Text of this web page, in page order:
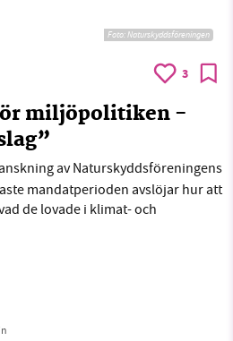
Foto:Naturskyddsföreningen
3
miljöpolitiken -
av Naturskyddsföreningens
mandatperioden avslöjar hur att
de lovade i klimat- och